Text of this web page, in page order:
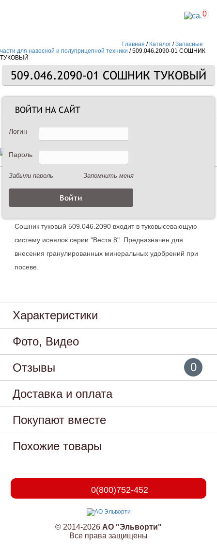
0
Главная / Каталог /Запасные
части для навесной и полуприцепной техники /509.046.2090-01 СОШНИК
ТУКОВЫЙ
509.046.2090-01 СОШНИК ТУКОВЫЙ
Описание
509.046.2090-01 СОШНИК ТУКОВЫЙ
Сошник туковый 509.046.2090 входит в туковысевающую
систему исеялок серии "Веста 8". Предназначен для
внесения гранулированных минеральных удобрений при
посеве.
Характеристики
Фото, Видео
Отзывы
0
Доставка и оплата
Покупают вместе
Похожие товары
0(800)752-452
© 2014-2026 АО "Эльворти"
Все права защищены
ВОЙТИ НА САЙТ
Логин
Пароль
Забыли пароль Запомнить меня